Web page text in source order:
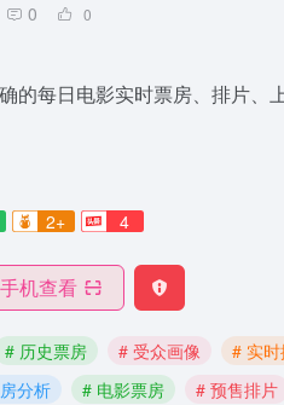
0 0
的每日电影实时票房、排片
2+ 4
手机查看
# 历史票房 # 受众画像
# 实
分析 # 电影票房 # 预售排片